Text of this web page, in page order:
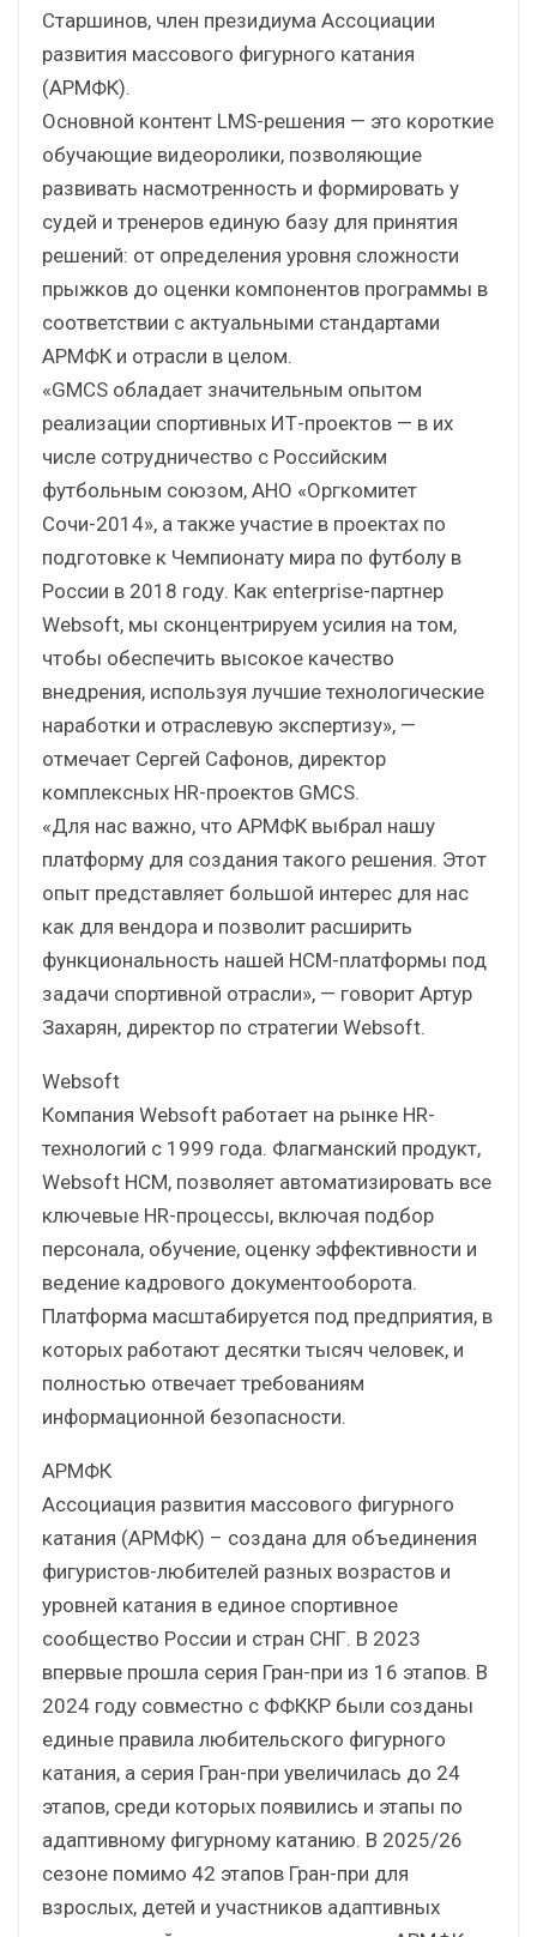
Старшинов, член президиума Ассоциации
развития массового фигурного катания
(АРМФК).
Основной контент LMS-решения — это короткие
обучающие видеоролики, позволяющие
развивать насмотренность и формировать у
судей и тренеров единую базу для принятия
решений: от определения уровня сложности
прыжков до оценки компонентов программы в
соответствии с актуальными стандартами
АРМФК и отрасли в целом.
«GMCS обладает значительным опытом
реализации спортивных ИТ-проектов — в их
числе сотрудничество с Российским
футбольным союзом, АНО «Оргкомитет
Сочи-2014», а также участие в проектах по
подготовке к Чемпионату мира по футболу в
России в 2018 году. Как enterprise-партнер
Websoft, мы сконцентрируем усилия на том,
чтобы обеспечить высокое качество
внедрения, используя лучшие технологические
наработки и отраслевую экспертизу», —
отмечает Сергей Сафонов, директор
комплексных HR-проектов GMCS.
«Для нас важно, что АРМФК выбрал нашу
платформу для создания такого решения. Этот
опыт представляет большой интерес для нас
как для вендора и позволит расширить
функциональность нашей HCM-платформы под
задачи спортивной отрасли», — говорит Артур
Захарян, директор по стратегии Websoft.
Websoft
Компания Websoft работает на рынке HR-
технологий c 1999 года. Флагманский продукт,
Websoft HCM, позволяет автоматизировать все
ключевые HR-процессы, включая подбор
персонала, обучение, оценку эффективности и
ведение кадрового документооборота.
Платформа масштабируется под предприятия, в
которых работают десятки тысяч человек, и
полностью отвечает требованиям
информационной безопасности.
АРМФК
Ассоциация развития массового фигурного
катания (АРМФК) – создана для объединения
фигуристов-любителей разных возрастов и
уровней катания в единое спортивное
сообщество России и стран СНГ. В 2023
впервые прошла серия Гран-при из 16 этапов. В
2024 году совместно с ФФККР были созданы
единые правила любительского фигурного
катания, а серия Гран-при увеличилась до 24
этапов, среди которых появились и этапы по
адаптивному фигурному катанию. В 2025/26
сезоне помимо 42 этапов Гран-при для
взрослых, детей и участников адаптивных